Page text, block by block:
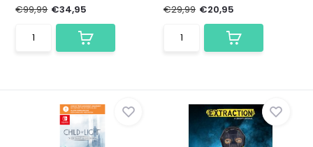
€99,99 €34,95
€29,99 €20,95